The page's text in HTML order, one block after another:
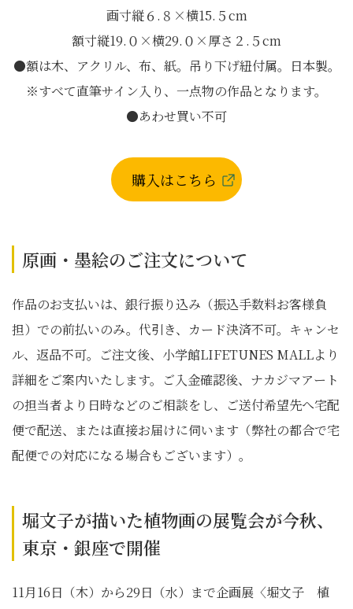
画寸縦６.８×横15.５cm
額寸縦19.０×横29.０×厚さ２.５cm
●額は木、アクリル、布、紙。吊り下げ紐付属。日本製。
※すべて直筆サイン入り、一点物の作品となります。
●あわせ買い不可
購入はこちら
原画・墨絵のご注文について
作品のお支払いは、銀行振り込み（振込手数料お客様負
担）での前払いのみ。代引き、カード決済不可。キャンセ
ル、返品不可。ご注文後、小学館LIFETUNES MALLより
詳細をご案内いたします。ご入金確認後、ナカジマアート
の担当者より日時などのご相談をし、ご送付希望先へ宅配
便で配送、または直接お届けに伺います（弊社の都合で宅
配便での対応になる場合もございます）。
堀文子が描いた植物画の展覧会が今秋、
東京・銀座で開催
11月16日（木）から29日（水）まで企画展〈堀文子 植